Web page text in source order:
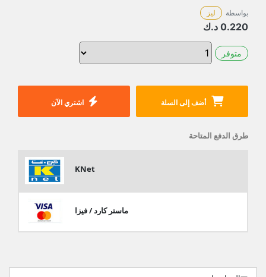
بواسطة ليز
0.220 د.ك
متوفر
أضف إلى السلة اشتري الآن
طرق الدفع المتاحة
KNet
ماستر كارد / فيزا